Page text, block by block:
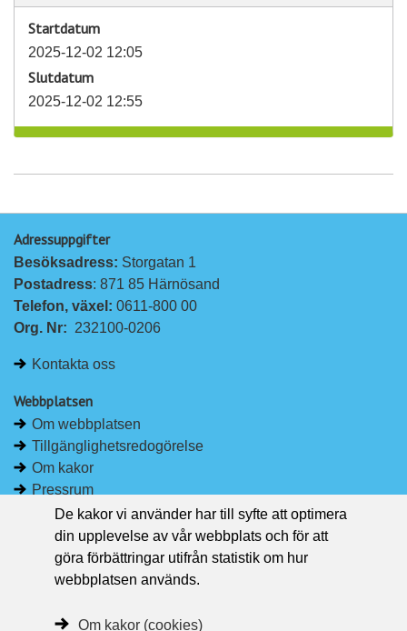
Startdatum
2025-12-02 12:05
Slutdatum
2025-12-02 12:55
Adressuppgifter
Besöksadress: Storgatan 1
Postadress: 871 85 Härnösand
Telefon, växel: 0611-800 00
Org. Nr: 232100-0206
Kontakta oss
Webbplatsen
Om webbplatsen
Tillgänglighetsredogörelse
Om kakor
Pressrum
Håll dig uppdaterad
Följ Region Västernorrland på Facebook
Region Västernorrland i sociala medier
De kakor vi använder har till syfte att optimera
din upplevelse av vår webbplats och för att
göra förbättringar utifrån statistik om hur
webbplatsen används.
Om kakor (cookies)